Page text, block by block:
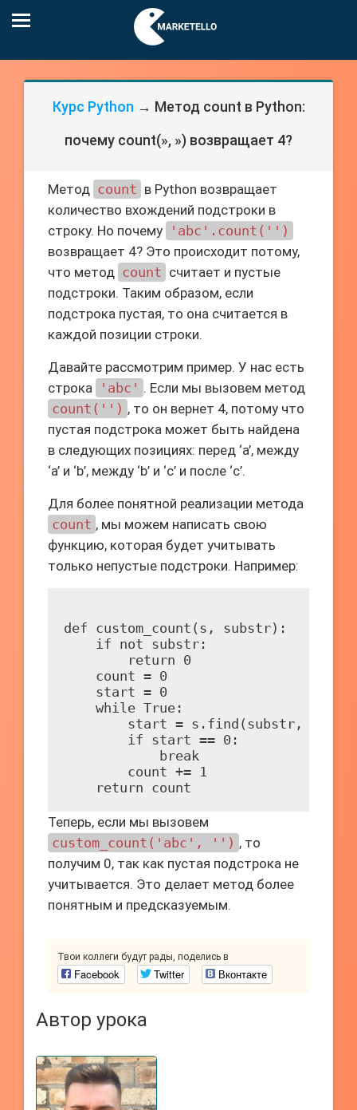
Курс Python → Метод count в Python:
почему count(», ») возвращает 4?
Метод count в Python возвращает
количество вхождений подстроки в
строку. Но почему
'abc'.count('')
возвращает 4? Это происходит потому,
что метод count считает и пустые
подстроки. Таким образом, если
подстрока пустая, то она считается в
каждой позиции строки.
Давайте рассмотрим пример. У нас есть
строка
'abc' . Если мы вызовем метод
count('') , то он вернет 4, потому что
пустая подстрока может быть найдена
в следующих позициях: перед ‘a’, между
‘a’ и ‘b’, между ‘b’ и ‘c’ и после ‘c’.
Для более понятной реализации метода
count , мы можем написать свою
функцию, которая будет учитывать
только непустые подстроки. Например:
def custom_count(s, substr):
    if not substr:
        return 0
    count = 0
    start = 0
    while True:
start = s.find(substr,
        if start == 0:
            break
        count += 1
Теперь, если мы вызовем
custom_count('abc', '') , то
получим 0, так как пустая подстрока не
учитывается. Это делает метод более
понятным и предсказуемым.
Твои коллеги будут рады, поделись в
Facebook Twitter Вконтакте
Автор урока